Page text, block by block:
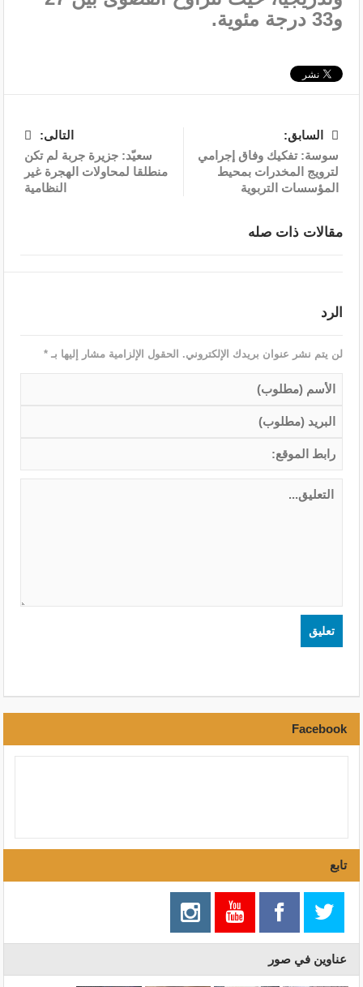
و33 درجة مئوية.
السابق:
سوسة: تفكيك وفاق إجرامي
لترويج المخدرات بمحيط
المؤسسات التربوية
التالى:
سعيّد: جزيرة جربة لم تكن
منطلقا لمحاولات الهجرة غير
النظامية
مقالات ذات صله
الرد
لن يتم نشر عنوان بريدك الإلكتروني. الحقول الإلزامية مشار إليها بـ*
Facebook
تابع
عناوين في صور